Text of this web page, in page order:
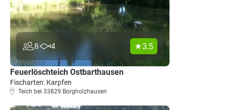
8 4 3.5
Feuerlöschteich Ostbarthausen
Fischarten: Karpfen
Teich bei 33829 Borgholzhausen